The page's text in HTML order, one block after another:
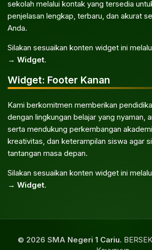
sekolah melalui kontak yang tersedia
penjelasan lengkap, terbaru, dan akurat
Anda.
Silakan sesuaikan konten widget ini
→ Widget.
Widget: Footer Kanan
Kami berkomitmen memberikan
dengan lingkungan belajar yang nyaman,
serta mendukung perkembangan
kreativitas, dan keterampilan siswa agar
tantangan masa depan.
Silakan sesuaikan konten widget ini
→ Widget.
© 2026 SMA Negeri 1 Cariu.